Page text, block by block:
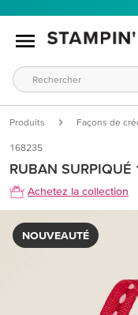
Produits Façons de
168235
RUBAN
Achetez la collection
NOUVEAUTÉ